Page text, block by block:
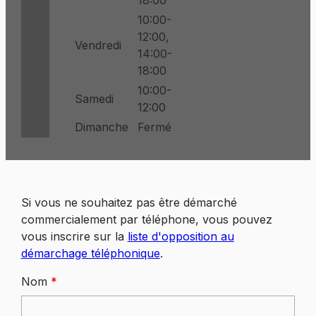
Vendredi
10:00-
12:00,
14:00-
18:00
Samedi
10:00-
12:00
Dimanche
Fermé
Si vous ne souhaitez pas être démarché
commercialement par téléphone, vous pouvez
vous inscrire sur la liste d'opposition au
démarchage téléphonique.
Nom *